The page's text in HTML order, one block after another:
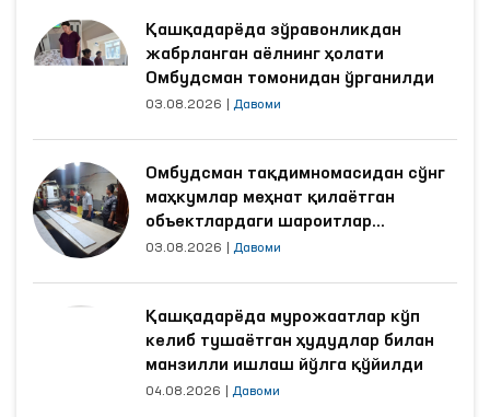
Қашқадарёда зўравонликдан
жабрланган аёлнинг ҳолати
Омбудсман томонидан ўрганилди
03.08.2026 Давоми
Омбудсман тақдимномасидан сўнг
маҳкумлар меҳнат қилаётган
объектлардаги шароитлар
яхшиланди
03.08.2026 Давоми
Қашқадарёда мурожаатлар кўп
келиб тушаётган ҳудудлар билан
манзилли ишлаш йўлга қўйилди
04.08.2026 Давоми